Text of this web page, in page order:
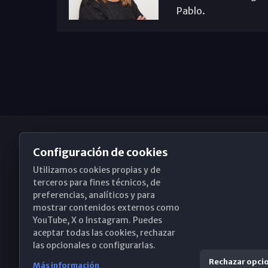
Pablo.
Obispado de Málaga
Santa María, 18-20. 29015 Málaga
(+34) 952 224 386
Configuración de cookies
Utilizamos cookies propias y de
terceros para fines técnicos, de
preferencias, analíticos y para
mostrar contenidos externos como
YouTube, X o Instagram. Puedes
aceptar todas las cookies, rechazar
las opcionales o configurarlas.
Más información Rechazar